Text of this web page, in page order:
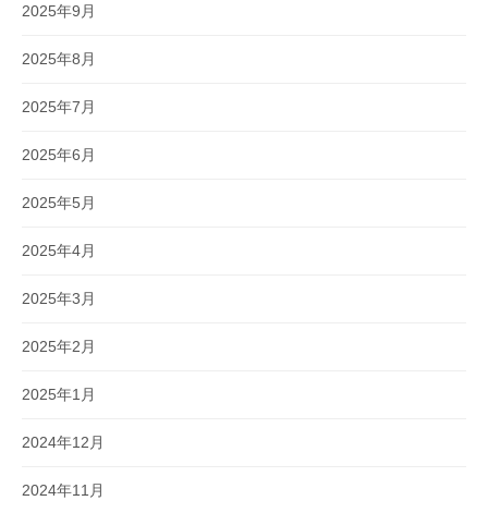
2025年9月
2025年8月
2025年7月
2025年6月
2025年5月
2025年4月
2025年3月
2025年2月
2025年1月
2024年12月
2024年11月